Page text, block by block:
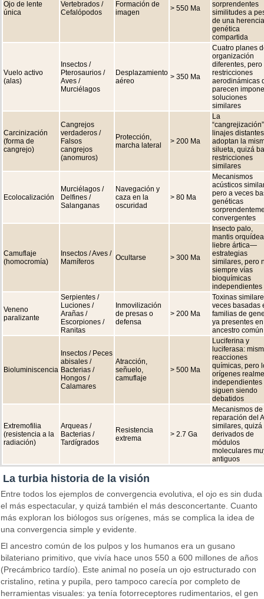
Ojo de lente
única
Vertebrados /
Cefalópodos
Formación de
imagen
> 550 Ma
sorprendentes
similitudes a
de una herencia
genética
compartida
Vuelo activo
(alas)
Insectos /
Pterosaurios /
Aves /
Murciélagos
Desplazamiento
aéreo
> 350 Ma
Cuatro planes
organización
diferentes, pero
restricciones
aerodinámicas
parecen
soluciones
similares
Carcinización
(forma de
cangrejo)
Cangrejos
verdaderos /
Falsos
cangrejos
(anomuros)
Protección,
marcha lateral
> 200 Ma
La
linajes distantes
adoptan la
silueta, quizá
restricciones
similares
Ecolocalización
Murciélagos /
Delfines /
Salanganas
Navegación y
caza en la
oscuridad
> 80 Ma
Mecanismos
acústicos
pero a veces
genéticas
convergentes
Camuflaje
(homocromía)
Insectos / Aves /
Mamíferos
Ocultarse > 300 Ma
Insecto palo,
mantis
liebre ártica—
estrategias
similares, pero
siempre vías
bioquímicas
independientes
Veneno
paralizante
Serpientes /
Luciones /
Arañas /
Escorpiones /
Ranitas
Inmovilización
de presas o
defensa
> 200 Ma
Toxinas
veces basadas
familias de
ya presentes
ancestro común
Bioluminiscencia
Insectos / Peces
abisales /
Bacterias /
Hongos /
Calamares
Atracción,
señuelo,
camuflaje
> 500 Ma
Luciferina y
luciferasa:
reacciones
químicas, pero
orígenes
independientes
siguen siendo
debatidos
Extremofilia
(resistencia a la
radiación)
Arqueas /
Bacterias /
Tardígrados
Resistencia
extrema
> 2.7 Ga
Mecanismos de
reparación del
similares, quizá
derivados de
módulos
moleculares
antiguos
La turbia historia de la visión
Entre todos los ejemplos de convergencia evolutiva, el ojo es sin duda
el más espectacular, y quizá también el más desconcertante. Cuanto
más exploran los biólogos sus orígenes, más se complica la idea de
una convergencia simple y evidente.
El ancestro común de los pulpos y los humanos era un gusano
bilateriano primitivo, que vivía hace unos 550 a 600 millones de años
(Precámbrico tardío). Este animal no poseía un ojo estructurado con
cristalino, retina y pupila, pero tampoco carecía por completo de
herramientas visuales: ya tenía fotorreceptores rudimentarios, el gen